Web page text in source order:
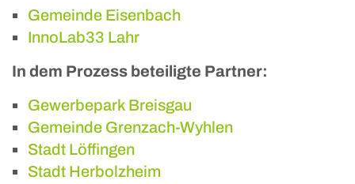
Gemeinde Eisenbach
InnoLab33 Lahr
In dem Prozess beteiligte Partner:
Gewerbepark Breisgau
Gemeinde Grenzach-Wyhlen
Stadt Löffingen
Stadt Herbolzheim